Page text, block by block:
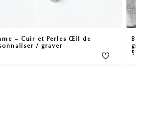
– Cuir et Perles Œil de
/ graver